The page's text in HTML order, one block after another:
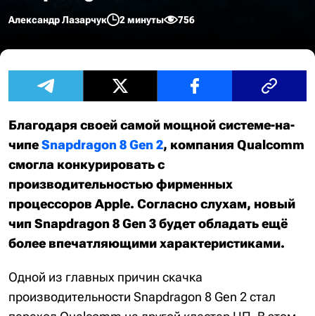
Александр Лазарчук 2 минуты 756
Благодаря своей самой мощной системе-на-
чипеSnapdragon 8 Gen 2, компания Qualcomm
смогла конкурировать с
производительностью фирменных
процессоров Apple. Согласно слухам, новый
чип Snapdragon 8 Gen 3 будет обладать ещё
более впечатляющими характеристиками.
Одной из главных причин скачка
производительности Snapdragon 8 Gen 2 стал